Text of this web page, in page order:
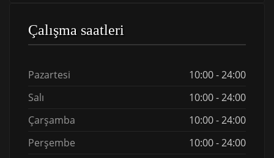
Çalışma saatleri
Pazartesi
10:00 - 24:00
Salı
10:00 - 24:00
Çarşamba
10:00 - 24:00
Perşembe
10:00 - 24:00